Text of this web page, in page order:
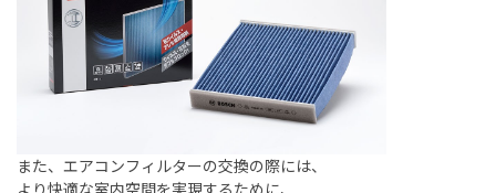
また、エアコンフィルターの交換の際には、